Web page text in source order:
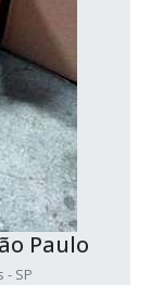
Paulo
- SP